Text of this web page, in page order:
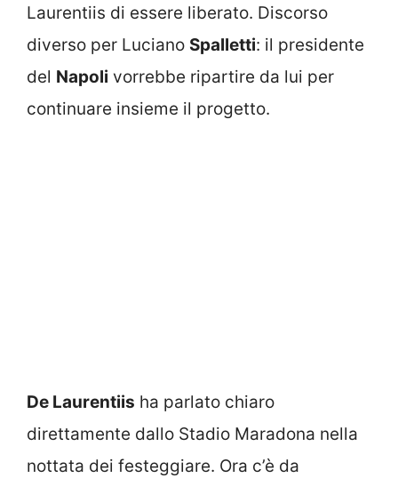
Laurentiis di essere liberato. Discorso
diverso per Luciano Spalletti: il presidente
del Napoli vorrebbe ripartire da lui per
continuare insieme il progetto.
De Laurentiis ha parlato chiaro
direttamente dallo Stadio Maradona nella
nottata dei festeggiare. Ora c’è da